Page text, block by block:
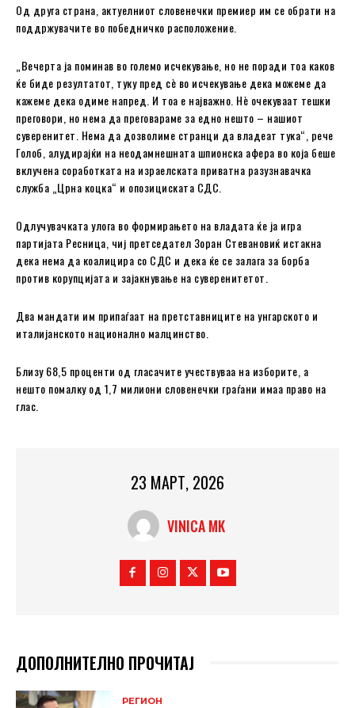
Од друга страна, актуелниот словенечки премиер им се обрати на
поддржувачите во победничко расположение.
„Вечерта ја поминав во големо исчекување, но не поради тоа каков
ќе биде резултатот, туку пред сè во исчекување дека можеме да
кажеме дека одиме напред. И тоа е најважно. Нè очекуваат тешки
преговори, но нема да преговараме за едно нешто – нашиот
суверенитет. Нема да дозволиме странци да владеат тука“, рече
Голоб, алудирајќи на неодамнешната шпионска афера во која беше
вклучена соработката на израелската приватна разузнавачка
служба „Црна коцка“ и опозициската СДС.
Одлучувачката улога во формирањето на владата ќе ја игра
партијата Ресница, чиј претседател Зоран Стевановиќ истакна
дека нема да коалицира со СДС и дека ќе се залага за борба
против корупцијата и зајакнување на суверенитетот.
Два мандати им припаѓаат на претставниците на унгарското и
италијанското национално малцинство.
Близу 68,5 проценти од гласачите учествуваа на изборите, а
нешто помалку од 1,7 милиони словенечки граѓани имаа право на
глас.
23 МАРТ, 2026
VINICA MK
ДОПОЛНИТЕЛНО ПРОЧИТАЈ
РЕГИОН